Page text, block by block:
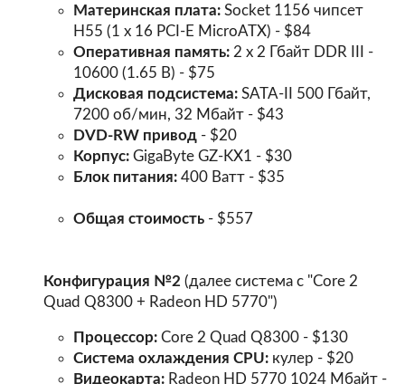
Материнская плата: Socket 1156 чипсет
Н55 (1 x 16 PCI-E MicroATX) - $84
Оперативная память: 2 х 2 Гбайт DDR III -
10600 (1.65 В) - $75
Дисковая подсистема: SATA-II 500 Гбайт,
7200 об/мин, 32 Мбайт - $43
DVD-RW привод - $20
Корпус: GigaByte GZ-KX1 - $30
Блок питания: 400 Ватт - $35
Общая стоимость - $557
Конфигурация №2 (далее система с "Core 2
Quad Q8300 + Radeon HD 5770")
Процессор: Core 2 Quad Q8300 - $130
Система охлаждения CPU: кулер - $20
Видеокарта: Radeon HD 5770 1024 Мбайт -